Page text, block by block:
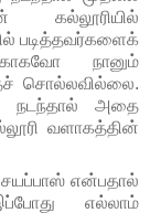
கல்லூரியில்
படித்தவர்களைக்
நானும்
சொல்லவில்லை.
நடந்தால் அதை
வளாகத்தின்
என்பதால்
எல்லாம்